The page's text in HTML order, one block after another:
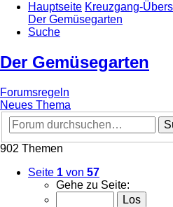
Hauptseite Kreuzgang-
Der Gemüsegarten
Suche
Der Gemüsegarten
Forumsregeln
Neues Thema
902 Themen
Seite 1 von 57
Gehe zu Seite: